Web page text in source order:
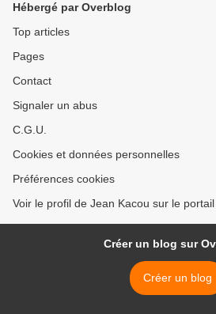
Hébergé par Overblog
Top articles
Pages
Contact
Signaler un abus
C.G.U.
Cookies et données personnelles
Préférences cookies
Voir le profil de Jean Kacou sur le
Créer un blog sur
Créer un blog